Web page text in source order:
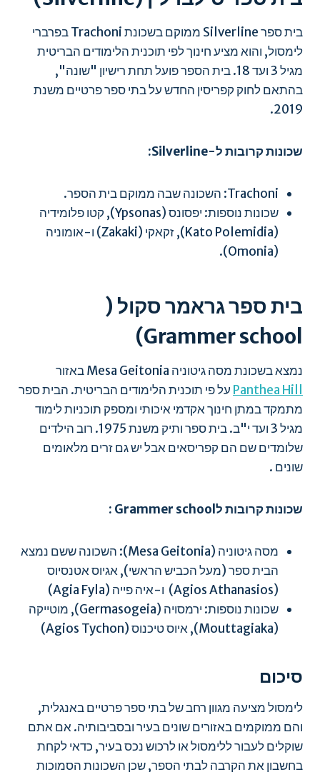
בית ספר Silverline ממוקם בשכונת Trachoni בפרברי
לימסול, והוא מציע חינוך לפי תוכנית הלימודים הבריטית
מגיל 3 ועד 18. בית הספר פועל תחת רישיון "שונה",
בהתאם לחוק קפריסין החדש על בתי ספר פרטיים משנת
2019.
שכונות קרובות ל-Silverline:
Trachoni: השכונה שבה ממוקם בית הספר.
שכונות נוספות: יפסונס (Ypsonas), קטו פלומידיה
(Kato Polemidia), זקאקי (Zakaki) ו-אומוניה
(Omonia).
בית ספר גראמר סקול (
Grammer school)
נמצא בשכונת מסה גיטוניה Mesa Geitonia באזור
Panthea Hill על פי תוכנית הלימודים הבריטית. הבית ספר
מתמקד במתן חינוך אקדמי איכותי ומספק תוכניות לימוד
מגיל 3 ועד י"ב. בית ספר ותיק משנת 1975. רוב הילדים
שלומדים שם הם קפריסאים אבל יש גם זרים מלאומים
שונים .
שכונות קרובות לGrammer school :
מסה גיטוניה (Mesa Geitonia): השכונה ששם נמצא
הבית ספר (מעל הכביש הראשי), אגיוס אטנסיוס
(Agios Athanasios) ו-איה פייה (Agia Fyla)
שכונות נוספות: ירמסויה (Germasogeia), מוטייקה
(Mouttagiaka), איוס טיכנוס (Agios Tychon)
סיכום
לימסול מציעה מגוון רחב של בתי ספר פרטיים באנגלית,
והם ממוקמים באזורים שונים בעיר ובסביבותיה. אם אתם
שוקלים לעבור ללימסול או לרכוש נכס בעיר, כדאי לקחת
בחשבון את הקרבה לבתי הספר, שכן השכונות הסמוכות